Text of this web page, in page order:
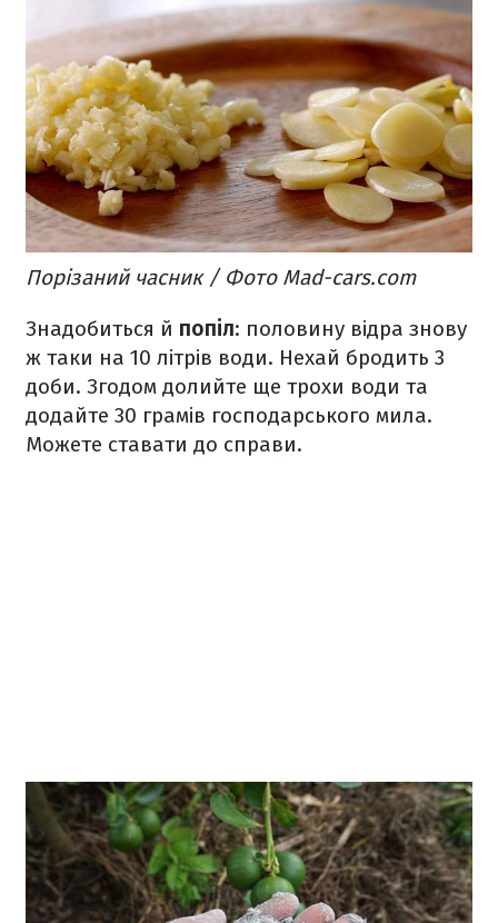
Порізаний часник / Фото Mad-cars.com
Знадобиться й попіл: половину відра знову
ж таки на 10 літрів води. Нехай бродить 3
доби. Згодом долийте ще трохи води та
додайте 30 грамів господарського мила.
Можете ставати до справи.